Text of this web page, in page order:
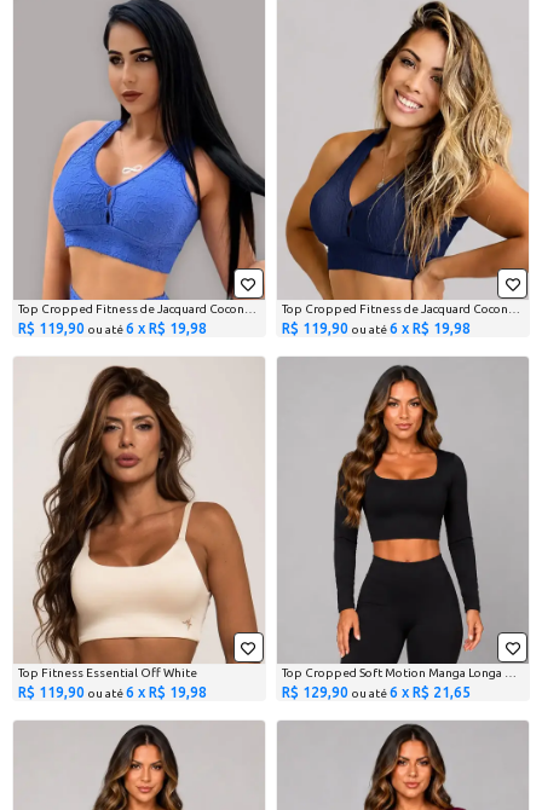
Top Cropped Fitness de Jacquard Coconut Azul
R$ 119,90 ou até6 x R$ 19,98
Top Cropped Fitness de Jacquard Coconut Azul Marinho
R$ 119,90 ou até6 x R$ 19,98
Top Fitness Essential Off White
R$ 119,90 ou até6 x R$ 19,98 R$ 129,90 ou até6 x R$ 21,65